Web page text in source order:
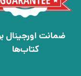
ضمانت اورجینال
کتاب‌ها